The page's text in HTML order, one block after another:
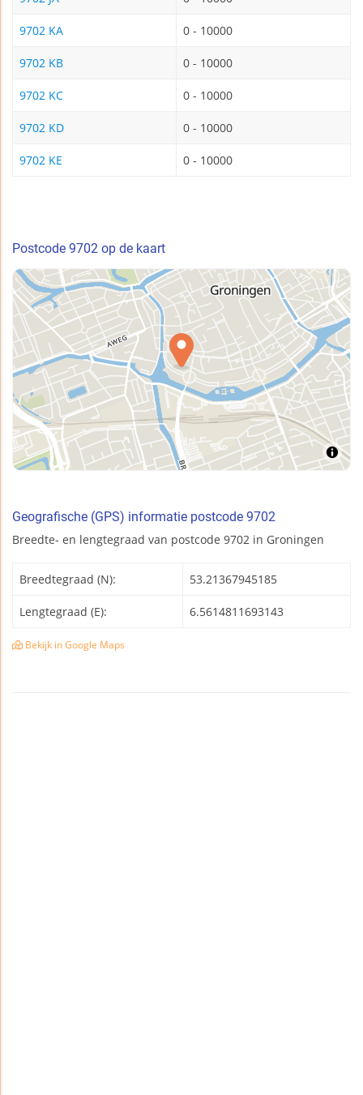
9702 KA 0 - 10000
9702 KB 0 - 10000
9702 KC 0 - 10000
9702 KD 0 - 10000
9702 KE 0 - 10000
Postcode 9702 op de kaart
Geografische (GPS) informatie postcode 9702
Breedte- en lengtegraad van postcode 9702 in Groningen
Breedtegraad (N): 53.21367945185
Lengtegraad (E): 6.5614811693143
Bekijk in Google Maps